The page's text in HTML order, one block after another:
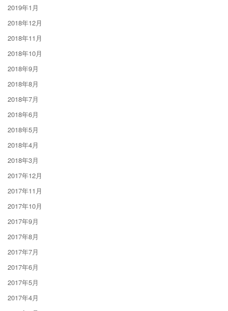
2019年1月
2018年12月
2018年11月
2018年10月
2018年9月
2018年8月
2018年7月
2018年6月
2018年5月
2018年4月
2018年3月
2017年12月
2017年11月
2017年10月
2017年9月
2017年8月
2017年7月
2017年6月
2017年5月
2017年4月